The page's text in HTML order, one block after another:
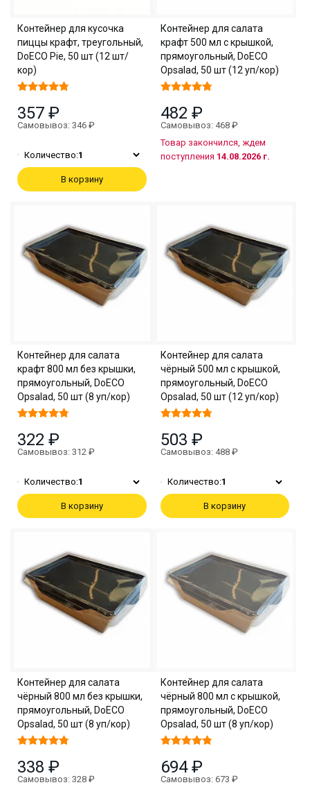
Контейнер для кусочка
пиццы крафт, треугольный,
DoECO Pie, 50 шт (12 шт/
кор)
357 ₽
Самовывоз: 346 ₽
Количество:1
В корзину
Контейнер для салата
крафт 500 мл с крышкой,
прямоугольный, DoECO
Opsalad, 50 шт (12 уп/кор)
482 ₽
Самовывоз: 468 ₽
Товар закончился, ждем
поступления 14.08.2026 г.
Контейнер для салата
крафт 800 мл без крышки,
прямоугольный, DoECO
Opsalad, 50 шт (8 уп/кор)
322 ₽
Самовывоз: 312 ₽
Количество:1
В корзину
Контейнер для салата
чёрный 500 мл с крышкой,
прямоугольный, DoECO
Opsalad, 50 шт (12 уп/кор)
503 ₽
Самовывоз: 488 ₽
Количество:1
В корзину
Контейнер для салата
чёрный 800 мл без крышки,
прямоугольный, DoECO
Opsalad, 50 шт (8 уп/кор)
338 ₽
Самовывоз: 328 ₽
Контейнер для салата
чёрный 800 мл с крышкой,
прямоугольный, DoECO
Opsalad, 50 шт (8 уп/кор)
694 ₽
Самовывоз: 673 ₽